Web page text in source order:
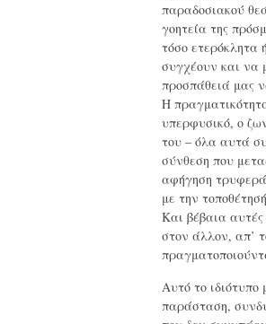
παραδοσιακού
γοητεία της
τόσο ετερόκλητα
συγχέουν και να
προσπάθειά μας
Η
υπερφυσικό, ο
του – όλα αυτά
σύνθεση που
αφήγηση
με την
Και βέβαια
στον άλλον, απ’
Αυτό το
παράσταση,